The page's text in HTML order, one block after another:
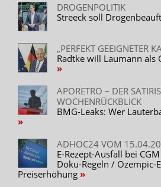
DROGENPOLITIK
Streeck soll
„PERFEKT GEEIGNETER
Radtke will Laumann als
APORETRO – DER
WOCHENRÜCKBLICK
BMG-Leaks: Wer
ADHOC24 VOM
E-Rezept-Ausfall bei
Doku-Regeln / Ozempic-
Preiserhöhung